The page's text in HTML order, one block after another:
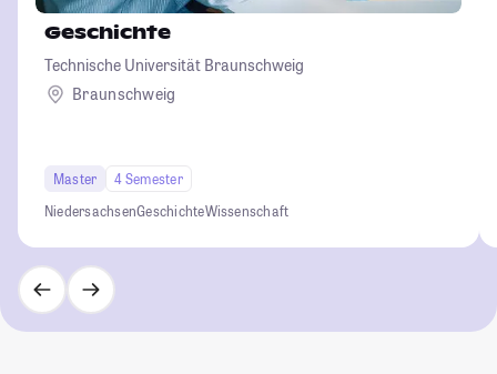
Geschichte
Technische Universität Braunschweig
Braunschweig
Master
4 Semester
NiedersachsenGeschichteWissenschaft